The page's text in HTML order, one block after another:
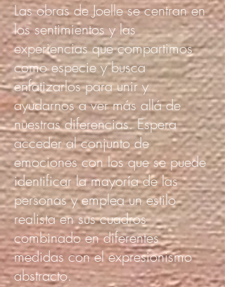
Las obras de Joelle se centran en
los sentimientos y las
experiencias que compartimos
como especie y busca
enfatizarlos para unir y
ayudarnos a ver más allá de
nuestras diferencias. Espera
acceder al conjunto de
emociones con los que se puede
identificar la mayoría de las
personas y emplea un estilo
realista en sus cuadros
combinado en diferentes
medidas con el expresionismo
abstracto.